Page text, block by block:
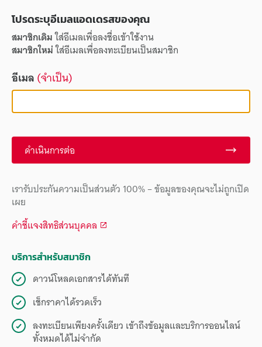
โปรดระบุอีเมลแอดเดรสของคุณ
สมาชิกเดิมใส่อีเมลเพื่อลงชื่อเข้าใช้งาน
สมาชิกใหม่ใส่อีเมลเพื่อลงทะเบียนเป็นสมาชิก
อีเมล(จำเป็น)
ดำเนินการต่อ
เรารับประกันความเป็นส่วนตัว 100% – ข้อมูลของคุณจะไม่ถูกเปิด
เผย
คำชี้แจงสิทธิส่วนบุคคล
บริการสำหรับสมาชิก
ดาวน์โหลดเอกสารได้ทันที
เช็กราคาได้รวดเร็ว
ลงทะเบียนเพียงครั้งเดียว เข้าถึงข้อมูลและบริการออนไลน์
ทั้งหมดได้ไม่จำกัด